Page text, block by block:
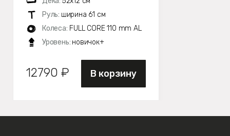
Руль: ширина 61 см
Колеса: FULL CORE 110 mm AL
Уровень: новичок+
12790 ₽ В корзину